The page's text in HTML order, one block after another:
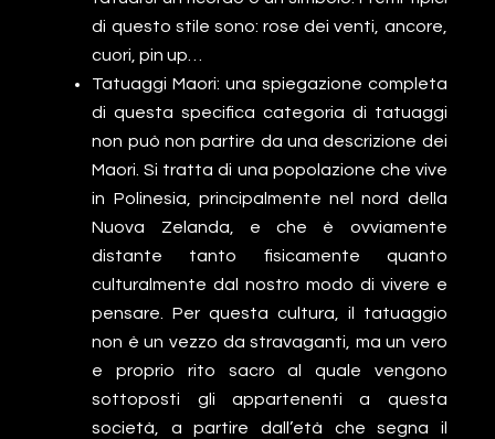
di questo stile sono: rose dei venti, ancore,
cuori, pin up…
Tatuaggi Maori: una spiegazione completa
di questa specifica categoria di tatuaggi
non può non partire da una descrizione dei
Maori. Si tratta di una popolazione che vive
in Polinesia, principalmente nel nord della
Nuova Zelanda, e che è ovviamente
distante tanto fisicamente quanto
culturalmente dal nostro modo di vivere e
pensare. Per questa cultura, il tatuaggio
non è un vezzo da stravaganti, ma un vero
e proprio rito sacro al quale vengono
sottoposti gli appartenenti a questa
società, a partire dall’età che segna il